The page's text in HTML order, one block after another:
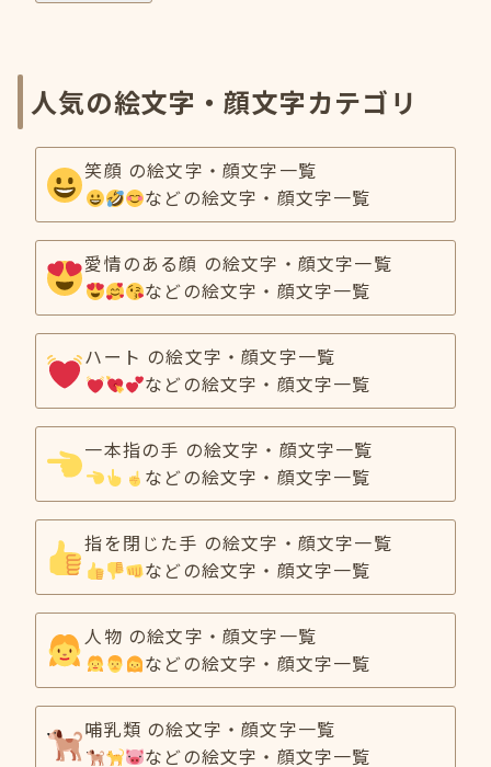
人気の絵文字・顔文字カテゴリ
笑顔 の絵文字・顔文字一覧
などの絵文字・顔文字一覧
愛情のある顔 の絵文字・顔文字一覧
などの絵文字・顔文字一覧
ハート の絵文字・顔文字一覧
などの絵文字・顔文字一覧
一本指の手 の絵文字・顔文字一覧
などの絵文字・顔文字一覧
指を閉じた手 の絵文字・顔文字一覧
などの絵文字・顔文字一覧
人物 の絵文字・顔文字一覧
などの絵文字・顔文字一覧
哺乳類 の絵文字・顔文字一覧
などの絵文字・顔文字一覧